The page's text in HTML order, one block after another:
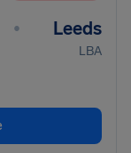
• Leeds
LBA